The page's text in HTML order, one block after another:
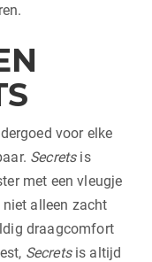
voor elke
Secretsis
met een vleugje
alleen zacht
draagcomfort
Secretsis altijd